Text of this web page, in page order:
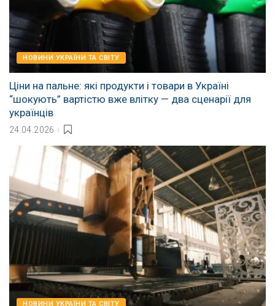
НОВИНИ УКРАЇНИ ТА СВІТУ
Ціни на пальне: які продукти і товари в Україні
“шокують” вартістю вже влітку — два сценарії для
українців
24.04.2026
НОВИНИ УКРАЇНИ ТА СВІТУ